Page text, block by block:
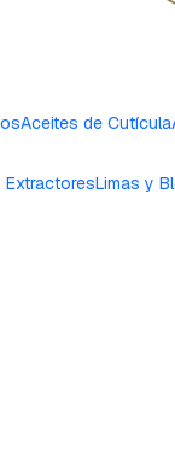
Aceites de Cutícula
ExtractoresLimas y